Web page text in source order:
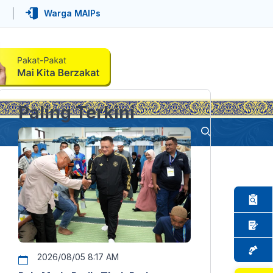
Warga MAIPs
Paling Terkini
2026/08/05 8:17 AM